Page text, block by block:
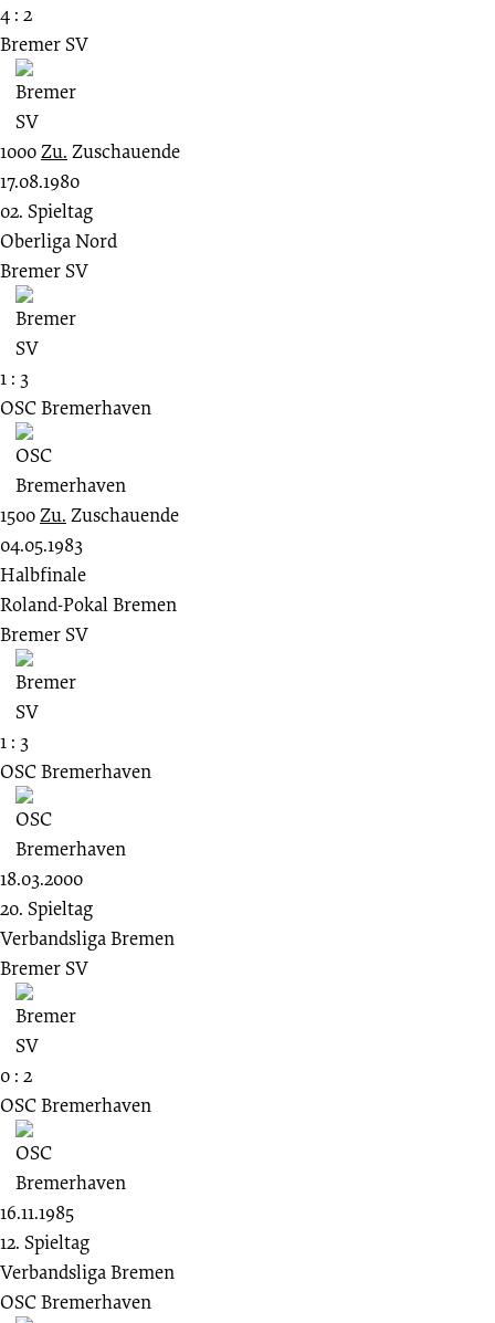
4 : 2
Bremer SV
1000Zu. Zuschauende
17.08.1980
02. Spieltag
Oberliga Nord
Bremer SV
1 : 3
OSC Bremerhaven
1500Zu. Zuschauende
04.05.1983
Halbfinale
Roland-Pokal Bremen
Bremer SV
1 : 3
OSC Bremerhaven
18.03.2000
20. Spieltag
Verbandsliga Bremen
Bremer SV
0 : 2
OSC Bremerhaven
16.11.1985
12. Spieltag
Verbandsliga Bremen
OSC Bremerhaven